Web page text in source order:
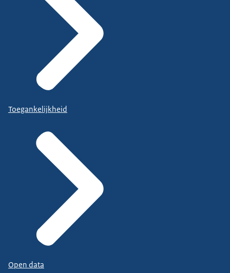
Toegankelijkheid
Open data